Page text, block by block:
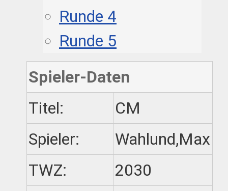
Runde 4
Runde 5
Spieler-Daten
Titel:
CM
Spieler:
Wahlund,Max
TWZ:
2030